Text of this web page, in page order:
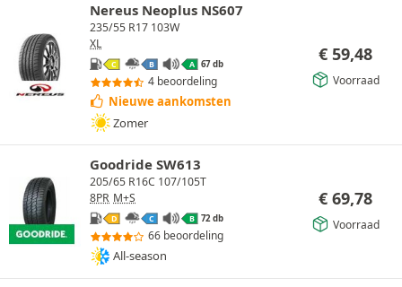
Nereus Neoplus NS607
235/55 R17 103W
XL
C B A 67 db
4 beoordeling
Nieuwe aankomsten
Zomer
€ 59,48
Voorraad
Goodride SW613
205/65 R16C 107/105T
8PR M+S
D C B 72 db
66 beoordeling
All-season
€ 69,78
Voorraad